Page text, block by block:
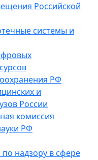
Российской
системы и
РФ
и
России
комиссия
РФ
надзору в сфере